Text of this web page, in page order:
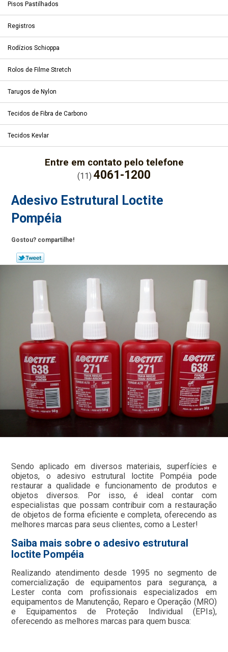
Pisos Pastilhados
Registros
Rodízios Schioppa
Rolos de Filme Stretch
Tarugos de Nylon
Tecidos de Fibra de Carbono
Tecidos Kevlar
Entre em contato pelo telefone
(11) 4061-1200
Adesivo Estrutural Loctite
Pompéia
Gostou? compartilhe!
Sendo aplicado em diversos materiais, superfícies e
objetos, o adesivo estrutural loctite Pompéia pode
restaurar a qualidade e funcionamento de produtos e
objetos diversos. Por isso, é ideal contar com
especialistas que possam contribuir com a restauração
de objetos de forma eficiente e completa, oferecendo as
melhores marcas para seus clientes, como a Lester!
Saiba mais sobre o adesivo estrutural
loctite Pompéia
Realizando atendimento desde 1995 no segmento de
comercialização de equipamentos para segurança, a
Lester conta com profissionais especializados em
equipamentos de Manutenção, Reparo e Operação (MRO)
e Equipamentos de Proteção Individual (EPIs),
oferecendo as melhores marcas para quem busca: